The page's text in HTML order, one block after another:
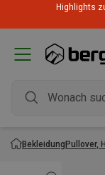
Highlights
BekleidungPullover,